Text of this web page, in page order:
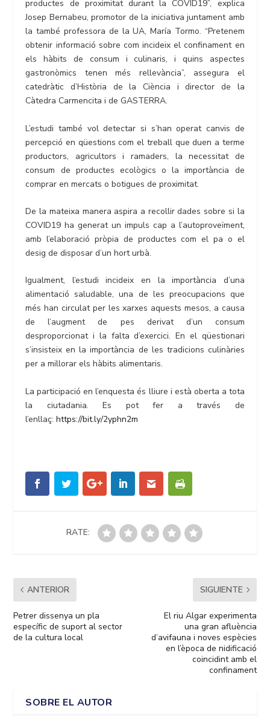
productes de proximitat durant la COVID19”, explica
Josep Bernabeu, promotor de la iniciativa juntament amb
la també professora de la UA, María Tormo. “Pretenem
obtenir informació sobre com incideix el confinament en
els hàbits de consum i culinaris, i quins aspectes
gastronòmics tenen més rellevància”, assegura el
catedràtic d’Història de la Ciència i director de la
Càtedra Carmencita i de GASTERRA.
L’estudi també vol detectar si s’han operat canvis de
percepció en qüestions com el treball que duen a terme
productors, agricultors i ramaders, la necessitat de
consum de productes ecològics o la importància de
comprar en mercats o botigues de proximitat.
De la mateixa manera aspira a recollir dades sobre si la
COVID19 ha generat un impuls cap a l’autoproveïment,
amb l’elaboració pròpia de productes com el pa o el
desig de disposar d’un hort urbà.
Igualment, l’estudi incideix en la importància d’una
alimentació saludable, una de les preocupacions que
més han circulat per les xarxes aquests mesos, a causa
de l’augment de pes derivat d’un consum
desproporcionat i la falta d’exercici. En el qüestionari
s’insisteix en la importància de les tradicions culinàries
per a millorar els hàbits alimentaris.
La participació en l’enquesta és lliure i està oberta a tota
la ciutadania. Es pot fer a través de
l’enllaç:https://bit.ly/2yphn2m
RATE:
ANTERIOR
Petrer dissenya un pla
específic de suport al sector
de la cultura local
SIGUIENTE
El riu Algar experimenta
una gran afluència
d’avifauna i noves espècies
en l’època de nidificació
coincidint amb el
confinament
SOBRE EL AUTOR